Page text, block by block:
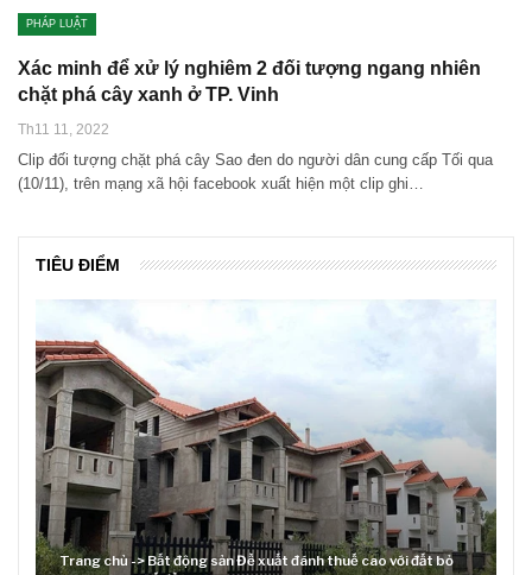
PHÁP LUẬT
Xác minh để xử lý nghiêm 2 đối tượng ngang nhiên
chặt phá cây xanh ở TP. Vinh
Th11 11, 2022
Clip đối tượng chặt phá cây Sao đen do người dân cung cấp Tối qua
(10/11), trên mạng xã hội facebook xuất hiện một clip ghi…
TIÊU ĐIỂM
Trang chủ -> Bất động sản Đề xuất đánh thuế cao với đất bỏ